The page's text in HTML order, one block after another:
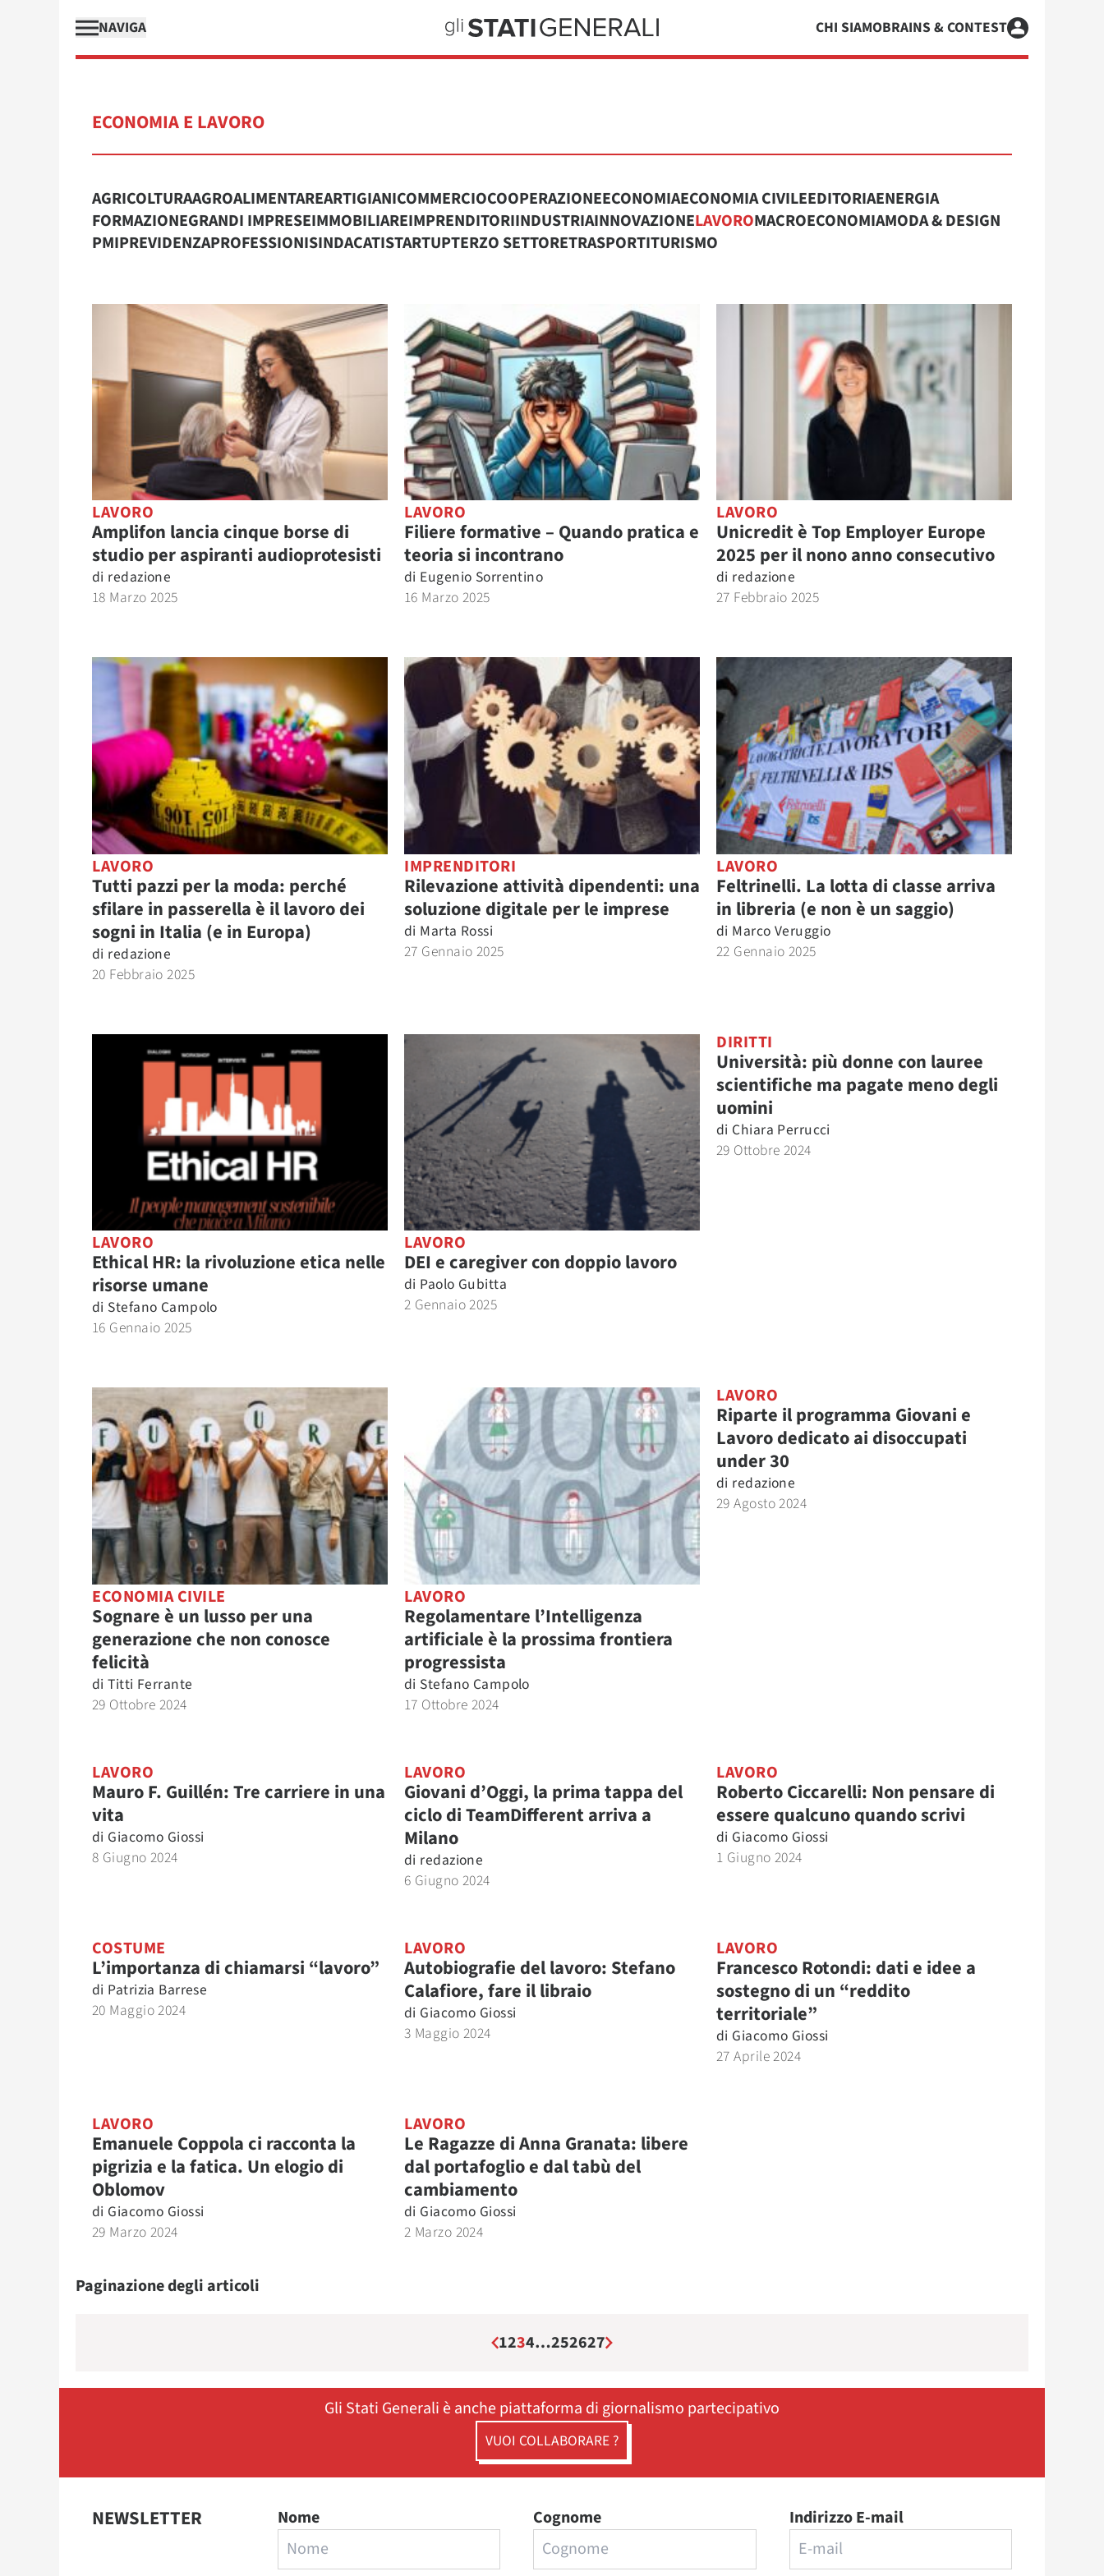
NAVIGA CHI SIAMOBRAINS & CONTEST
ECONOMIA E LAVORO
AGRICOLTURAAGROALIMENTAREARTIGIANICOMMERCIOCOOPERAZIONEECONOMIAECONOMIA CIVILEEDITORIAENERGIA
FORMAZIONEGRANDI IMPRESEIMMOBILIAREIMPRENDITORIINDUSTRIAINNOVAZIONELAVOROMACROECONOMIAMODA & DESIGN
PMIPREVIDENZAPROFESSIONISINDACATISTARTUPTERZO SETTORETRASPORTITURISMO
LAVORO
Amplifon lancia cinque borse di
studio per aspiranti audioprotesisti
di redazione
18 Marzo 2025
LAVORO
Filiere formative – Quando pratica e
teoria si incontrano
di Eugenio Sorrentino
16 Marzo 2025
LAVORO
Unicredit è Top Employer Europe
2025 per il nono anno consecutivo
di redazione
27 Febbraio 2025
LAVORO
Tutti pazzi per la moda: perché
sfilare in passerella è il lavoro dei
sogni in Italia (e in Europa)
di redazione
20 Febbraio 2025
IMPRENDITORI
Rilevazione attività dipendenti: una
soluzione digitale per le imprese
di Marta Rossi
27 Gennaio 2025
LAVORO
Feltrinelli. La lotta di classe arriva
in libreria (e non è un saggio)
di Marco Veruggio
22 Gennaio 2025
LAVORO
Ethical HR: la rivoluzione etica nelle
risorse umane
di Stefano Campolo
16 Gennaio 2025
LAVORO
DEI e caregiver con doppio lavoro
di Paolo Gubitta
2 Gennaio 2025
DIRITTI
Università: più donne con lauree
scientifiche ma pagate meno degli
uomini
di Chiara Perrucci
29 Ottobre 2024
ECONOMIA CIVILE
Sognare è un lusso per una
generazione che non conosce
felicità
di Titti Ferrante
29 Ottobre 2024
LAVORO
Regolamentare l’Intelligenza
artificiale è la prossima frontiera
progressista
di Stefano Campolo
17 Ottobre 2024
LAVORO
Riparte il programma Giovani e
Lavoro dedicato ai disoccupati
under 30
di redazione
29 Agosto 2024
LAVORO
Mauro F. Guillén: Tre carriere in una
vita
di Giacomo Giossi
8 Giugno 2024
LAVORO
Giovani d’Oggi, la prima tappa del
ciclo di TeamDifferent arriva a
Milano
di redazione
6 Giugno 2024
LAVORO
Roberto Ciccarelli: Non pensare di
essere qualcuno quando scrivi
di Giacomo Giossi
1 Giugno 2024
COSTUME
L’importanza di chiamarsi “lavoro”
di Patrizia Barrese
20 Maggio 2024
LAVORO
Autobiografie del lavoro: Stefano
Calafiore, fare il libraio
di Giacomo Giossi
3 Maggio 2024
LAVORO
Francesco Rotondi: dati e idee a
sostegno di un “reddito
territoriale”
di Giacomo Giossi
27 Aprile 2024
LAVORO
Emanuele Coppola ci racconta la
pigrizia e la fatica. Un elogio di
Oblomov
di Giacomo Giossi
29 Marzo 2024
LAVORO
Le Ragazze di Anna Granata: libere
dal portafoglio e dal tabù del
cambiamento
di Giacomo Giossi
2 Marzo 2024
Paginazione degli articoli
1234…252627
Gli Stati Generali è anche piattaforma di giornalismo partecipativo
VUOI COLLABORARE ?
NEWSLETTER Nome Cognome Indirizzo E-mail